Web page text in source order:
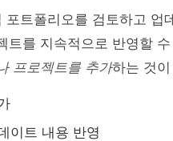
포트폴리오를 검토하고 업
트를 지속적으로 반영할
프로젝트를 추가하는 것
이트 내용 반영